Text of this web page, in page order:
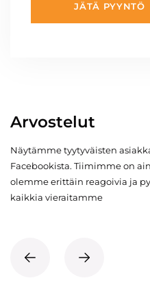
JÄTÄ PYYNTÖ
Arvostelut
Näytämme tyytyväisten
Facebookista. Tiimimme on
olemme erittäin reagoivia ja
kaikkia vieraitamme